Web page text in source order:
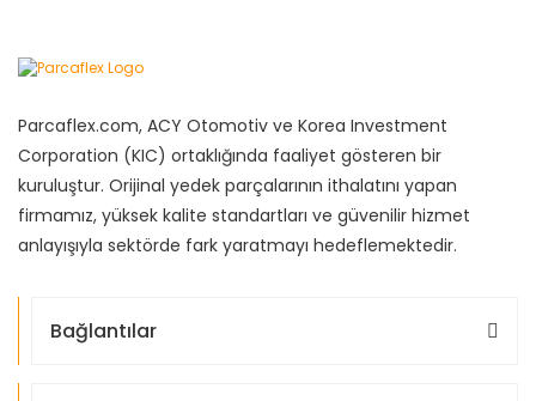
Parcaflex.com, ACY Otomotiv ve Korea Investment
Corporation (KIC) ortaklığında faaliyet gösteren bir
kuruluştur. Orijinal yedek parçalarının ithalatını yapan
firmamız, yüksek kalite standartları ve güvenilir hizmet
anlayışıyla sektörde fark yaratmayı hedeflemektedir.
Bağlantılar